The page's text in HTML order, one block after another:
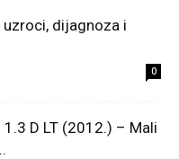
uzroci, dijagnoza i
0
D LT (2012.) – Mali